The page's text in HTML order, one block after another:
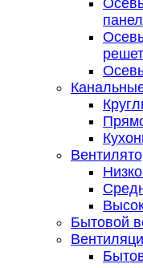
Бытовой